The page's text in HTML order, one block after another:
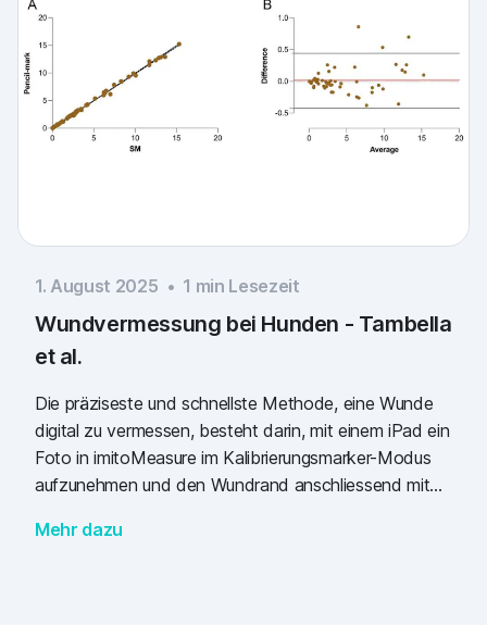
1. August 2025 • 1 min Lesezeit
Wundvermessung bei Hunden - Tambella
et al.
Die präziseste und schnellste Methode, eine Wunde
digital zu vermessen, besteht darin, mit einem iPad ein
Foto in imitoMeasure im Kalibrierungsmarker-Modus
aufzunehmen und den Wundrand anschliessend mit
kamen italienische Forscher, als sie verschiedene
Mehr dazu